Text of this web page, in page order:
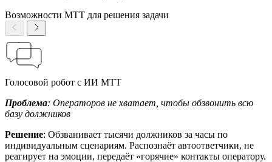
Возможности МТТ для решения задачи
Голосовой робот с ИИ МТТ
Проблема: Операторов не хватает, чтобы обзвонить всю
базу должников
Решение: Обзванивает тысячи должников за часы по
индивидуальным сценариям. Распознаёт автоответчики, не
реагирует на эмоции, передаёт «горячие» контакты оператору.